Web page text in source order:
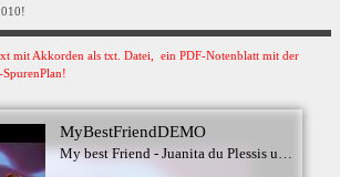
mit Akkorden als txt. Datei, ein PDF-Notenblatt mit der
SpurenPlan!
MyBestFriendDEMO